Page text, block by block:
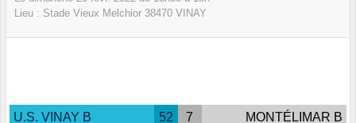
Lieu : Stade Vieux Melchior 38470 VINAY
U.S. VINAY B 52 7 MONTÉLIMAR B